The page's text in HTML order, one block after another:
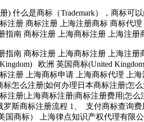
) 什么是商标（Trademark），商标可
注册 商标注册 上海注册商标 商标代
指南 商标注册 上海商标注册 上海注册
指南 商标注册 上海商标注册 上海注册
欧洲 英国商标(United
注册 上海商标申请 上海商标代理 上
标怎么注册|如何办理日本商标注册|怎
注册|上海商标注册|商标注册费用|怎么
罗斯商标注册流程 1、 支付商标查询
国商标） 上海律点知识产权代理有限